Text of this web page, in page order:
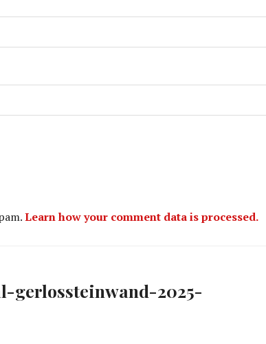
Learn how your comment data is processed.
2025-